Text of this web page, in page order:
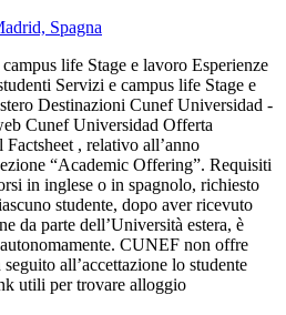
Spagna
life Stage e lavoro Esperienze
Servizi e campus life Stage e
Destinazioni Cunef Universidad -
Cunef Universidad Offerta
, relativo all’anno
“Academic Offering”. Requisiti
in inglese o in spagnolo, richiesto
studente, dopo aver ricevuto
da parte dell’Università estera, è
CUNEF non offre
all’accettazione lo studente
utili per trovare alloggio